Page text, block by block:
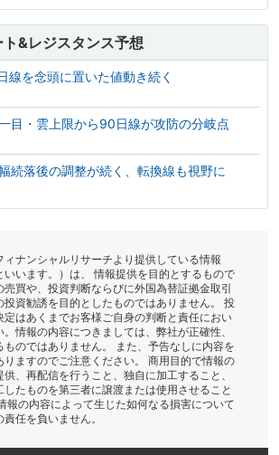
&レジスタンス予想
線を念頭に置いた値動き続く
目・雲上限から90日線が攻防の分岐点
続落後の調整が続く、転換線も視野に
ィナンシャルリサーチより提供している情報
いいます。）は、 情報提供を目的とするもので
売買や、投資判断ならびに外国為替証拠金取引
投資勧誘を目的としたものではありません。 投
定はあくまでお客様ご自身の判断と責任におい
情報の内容につきましては、弊社が正確性、
ものではありません。 また、予告なしに内容を
りますのでご注意ください。 商用目的で情報の
、再配信を行うこと、独自に加工すること、
たものを第三者に譲渡または使用させること
報の内容によって生じた如何なる損害について
任を負いません。